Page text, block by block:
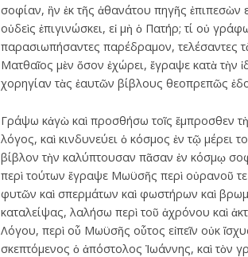
σοφίαν, ἣν ἐκ τῆς ἀθανάτου πηγῆς ἐπιπεσὼν
οὐδεὶς ἐπιγινώσκει, εἰ μὴ ὁ Πατήρ; τί οὐ
παρασιωπήσαντες παρέδραμον, τελέσαντες
Ματθαῖος μὲν ὅσον ἐχώρει, ἔγραψε κατὰ τὴν
χορηγίαν τὰς ἑαυτῶν βίβλους θεοπρεπῶς
Γράψω κἀγὼ καὶ προσθήσω τοῖς ἔμπροσθεν
λόγος, καὶ κινδυνεύει ὁ κόσμος ἐν τῷ
βίβλον τὴν καλύπτουσαν πᾶσαν ἐν κόσμῳ
περὶ τούτων ἔγραψε Μωϋσῆς περὶ οὐρανοῦ τε
φυτῶν καὶ σπερμάτων καὶ φωστήρων καὶ
καταλείψας, λαλήσω περὶ τοῦ ἀχρόνου καὶ
Λόγου, περὶ οὗ Μωϋσῆς οὗτος εἰπεῖν οὐκ
σκεπτόμενος ὁ ἀπόστολος Ἰωάννης, καὶ τὸν